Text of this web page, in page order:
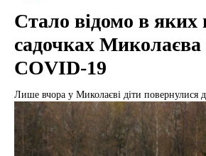
Стало відомо в
садочках Миколаєва
COVID-19
Лише вчора у Миколаєві діти повернулися